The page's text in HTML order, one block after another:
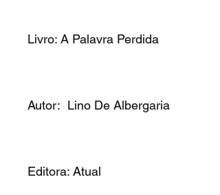
Livro: A Palavra Perdida
Autor: Lino De Albergaria
Editora: Atual